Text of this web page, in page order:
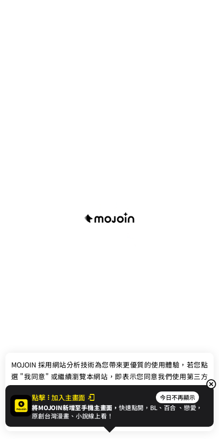
聯絡我們
© 2024 gamania Digital Entertainment Co., Ltd.
點擊 加入主畫面 今日不再顯示
將MOJOIN新增至手機主畫面，快速點開，BL、 百合 、戀愛，
原創台灣漫畫、小說線上看！
MOJOIN 採用網站分析技術為您帶來更優質的使用體驗，若您點
選 "我同意" 或繼續瀏覽本網站，即表示您同意我們使用第三方
Cookie，欲瞭解更多資訊請見隱私權政策。
我同意